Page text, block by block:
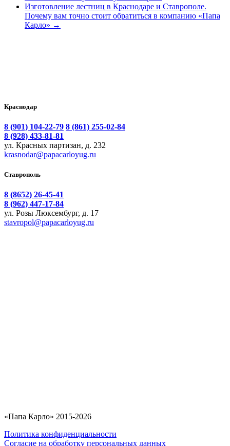
Изготовление лестниц в Краснодаре и Ставрополе.
Почему вам точно стоит обратиться в компанию «Папа
Карло» →
Краснодар
8 (901) 104-22-79 8 (861) 255-02-84
8 (928) 433-81-81
ул. Красных партизан, д. 232
krasnodar@papacarloyug.ru
Ставрополь
8 (8652) 26-45-41
8 (962) 447-17-84
ул. Розы Люксембург, д. 17
stavropol@papacarloyug.ru
«Папа Карло» 2015-2026
Политика конфиденциальности
Согласие на обработку персональных данных